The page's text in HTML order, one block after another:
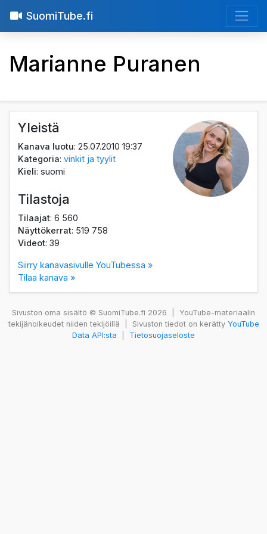
SuomiTube.fi
Marianne Puranen
Yleistä
Kanava luotu: 25.07.2010 19:37
Kategoria:vinkit ja tyylit
Kieli: suomi
Tilastoja
Tilaajat: 6 560
Näyttökerrat: 519 758
Videot: 39
Siirry kanavasivulle YouTubessa »
Tilaa kanava »
Sivuston oma sisältö © SuomiTube.fi 2026
YouTube-materiaalin
tekijänoikeudet niiden tekijöillä
Sivuston tiedot on kerätty YouTube
Data API:sta
Tietosuojaseloste